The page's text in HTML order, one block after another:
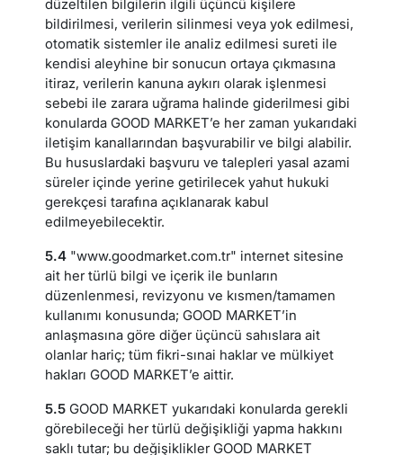
düzeltilen bilgilerin ilgili üçüncü kişilere
bildirilmesi, verilerin silinmesi veya yok edilmesi,
otomatik sistemler ile analiz edilmesi sureti ile
kendisi aleyhine bir sonucun ortaya çıkmasına
itiraz, verilerin kanuna aykırı olarak işlenmesi
sebebi ile zarara uğrama halinde giderilmesi gibi
konularda GOOD MARKET’e her zaman yukarıdaki
iletişim kanallarından başvurabilir ve bilgi alabilir.
Bu hususlardaki başvuru ve talepleri yasal azami
süreler içinde yerine getirilecek yahut hukuki
gerekçesi tarafına açıklanarak kabul
edilmeyebilecektir.
5.4 "www.goodmarket.com.tr" internet sitesine
ait her türlü bilgi ve içerik ile bunların
düzenlenmesi, revizyonu ve kısmen/tamamen
kullanımı konusunda; GOOD MARKET’in
anlaşmasına göre diğer üçüncü sahıslara ait
olanlar hariç; tüm fikri-sınai haklar ve mülkiyet
hakları GOOD MARKET’e aittir.
5.5 GOOD MARKET yukarıdaki konularda gerekli
görebileceği her türlü değişikliği yapma hakkını
saklı tutar; bu değişiklikler GOOD MARKET